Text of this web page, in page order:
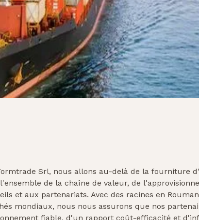
Srl, nous allons au-delà de la fourniture
de la chaîne de valeur, de
et aux partenariats. Avec des racines en
mondiaux, nous nous assurons que nos
fiable, d'un rapport coût-efficacité et